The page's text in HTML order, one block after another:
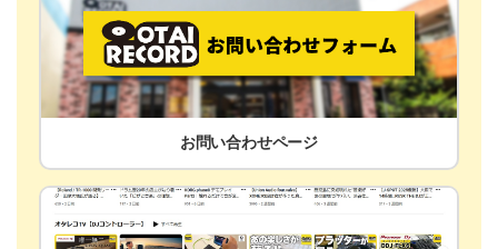
お問い合わせページ